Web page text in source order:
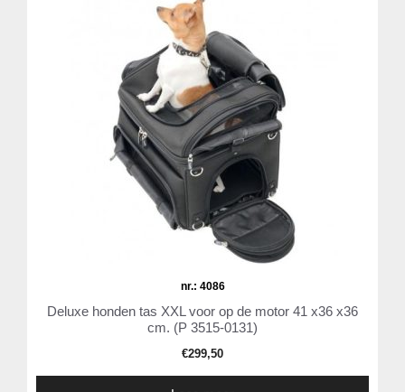
nr.: 4086
Deluxe honden tas XXL voor op de motor 41 x36 x36
cm. (P 3515-0131)
€299,50